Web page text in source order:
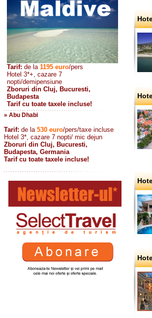
Tarif: de la 1195 euro/pers
Hotel 3*+, cazare 7
nopti/demipensiune
Zboruri din Cluj, Bucuresti,
Budapesta
Tarif cu toate taxele incluse!
» Abu Dhabi
Tarif: de la 530 euro/pers/taxe incluse
Hotel 3*, cazare 7 nopti/ mic dejun
Zboruri din Cluj, Bucuresti,
Budapesta, Germania
Tarif cu toate taxele incluse!